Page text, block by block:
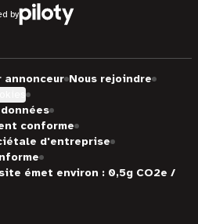
by
annonceur Nous rejoindre
conforme
d'entreprise
émet environ : 0,5g CO2e /